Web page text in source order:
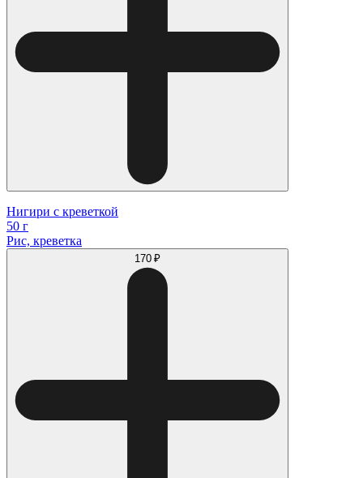
Нигири с креветкой
50 г
Рис, креветка
170 ₽